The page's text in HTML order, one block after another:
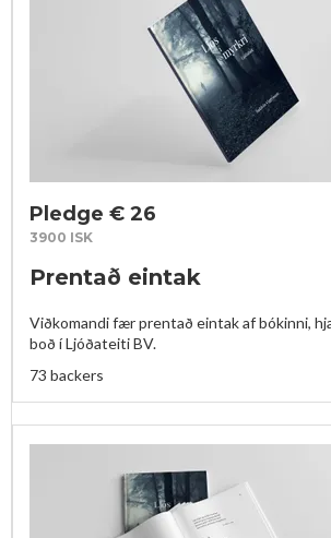
Pledge € 26
3900 ISK
Prentað eintak
Viðkomandi fær prentað eintak af bókinni,
boð í Ljóðateiti BV.
73 backers